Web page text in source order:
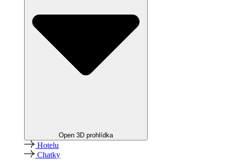
Open 3D prohlídka
Hotelu
Chatky